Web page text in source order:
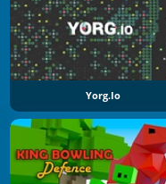
Yorg.io